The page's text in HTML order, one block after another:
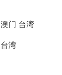
澳门 台湾
台湾